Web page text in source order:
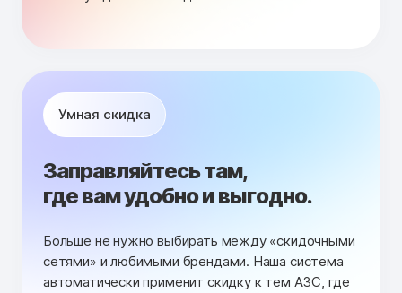
Умная скидка
Заправляйтесь там,
где вам удобно и выгодно.
Больше не нужно выбирать между «скидочными
сетями» и любимыми брендами. Наша система
автоматически применит скидку к тем АЗС, где